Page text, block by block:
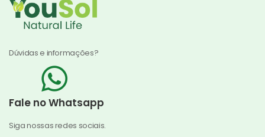
Dúvidas e informações?
Fale no Whatsapp
Siga nossas redes sociais.